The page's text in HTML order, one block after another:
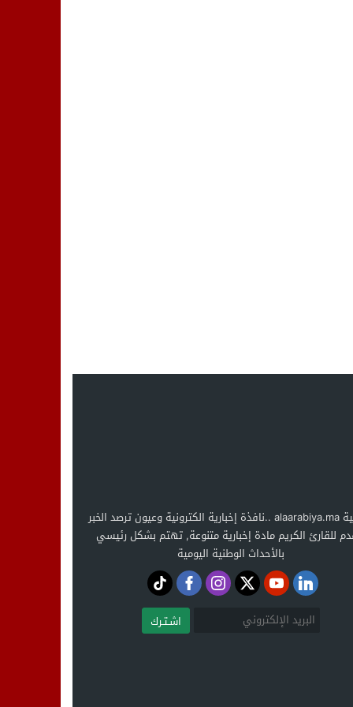
العربية alaarabiya.ma ..نافذة إخبارية الكترونية وعيون ترصد الخبر
للقارئ الكريم مادة إخبارية متنوعة, تهتم بشكل رئيسي
بالأحداث الوطنية اليومية
اشـتـرك